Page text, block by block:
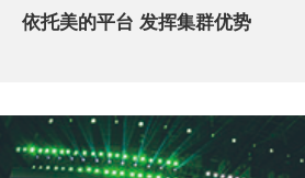
依托美的平台 发挥集群优势